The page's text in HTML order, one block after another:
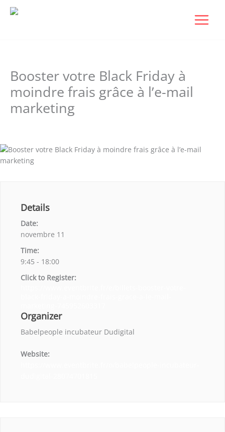
Aller
Booster votre Black Friday à
moindre frais grâce à l’e-mail
marketing
Details
Date:
novembre 11
Time:
9:45 - 18:00
Click to Register:
Organizer
Babelpeople incubateur Dudigital
Website: